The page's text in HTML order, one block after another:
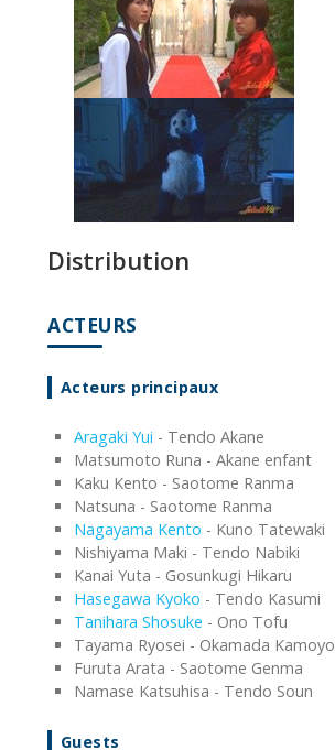
Distribution
ACTEURS
Acteurs principaux
Aragaki Yui - Tendo Akane
Matsumoto Runa - Akane enfant
Kaku Kento - Saotome Ranma
Natsuna - Saotome Ranma
Nagayama Kento - Kuno Tatewaki
Nishiyama Maki - Tendo Nabiki
Kanai Yuta - Gosunkugi Hikaru
Hasegawa Kyoko - Tendo Kasumi
Tanihara Shosuke - Ono Tofu
Tayama Ryosei - Okamada Kamoyo
Furuta Arata - Saotome Genma
Namase Katsuhisa - Tendo Soun
Guests